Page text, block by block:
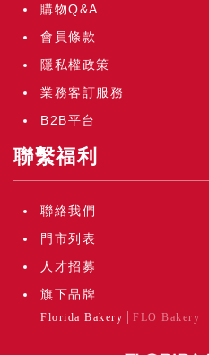
購物Q&A
會員條款
隱私權政策
業務客訂服務
B2B平台
聯繫福利
聯絡我們
門市列表
人才招募
旗下品牌
Florida Bakery FLO Bakery